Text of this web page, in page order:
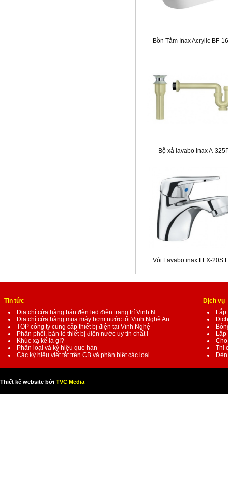
Bồn Tắm Inax Acrylic BF-
Bộ xả lavabo Inax A-
Vòi Lavabo inax LFX-20S
Tin tức
Địa chỉ cửa hàng bán đèn led điện trang trí Vinh N
Địa chỉ cửa hàng mua máy bơm nước tốt Vinh Nghệ An
TOP công ty cung cấp thiết bị điện tại Vinh Nghệ
Phân phối, bản lẻ thiết bị điện nước uy tín chất l
Khúc xạ kế là gì?
Phân loại và ký hiệu que hàn
Các ký hiệu viết tắt trên CB và phân biệt các loại
Dịch vụ
Thi
Đèn
Thiết kế website bởi TVC Media